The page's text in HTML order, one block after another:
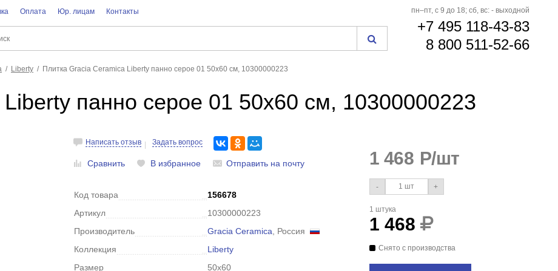
Оплата Юр. лицам Контакты пн–пт, с 9 до 18; сб, вс: - выходной
+7 495 118-43-83
8 800 511-52-66
Liberty Плитка Gracia Ceramica Liberty панно серое 01 50х60 см, 10300000223
панно серое 01 50х60 см, 10300000223
Написать отзыв Задать вопрос
Сравнить В избранное Отправить на почту
Код товара
156678
Артикул
10300000223
Производитель
Gracia Ceramica , Россия
Коллекция
Liberty
Размер
50x60
1 468 Р/шт
- +
1 штука
1 468
Снято с производства